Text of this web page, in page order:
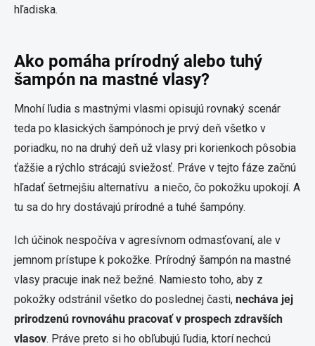
hľadiska.
Ako pomáha prírodný alebo tuhý
šampón na mastné vlasy?
Mnohí ľudia s mastnými vlasmi opisujú rovnaký scenár
teda po klasických šampónoch je prvý deň všetko v
poriadku, no na druhý deň už vlasy pri korienkoch pôsobia
ťažšie a rýchlo strácajú sviežosť. Práve v tejto fáze začnú
hľadať šetrnejšiu alternatívu a niečo, čo pokožku upokojí. A
tu sa do hry dostávajú prírodné a tuhé šampóny.
Ich účinok nespočíva v agresívnom odmasťovaní, ale v
jemnom prístupe k pokožke. Prírodný šampón na mastné
vlasy pracuje inak než bežné. Namiesto toho, aby z
pokožky odstránil všetko do poslednej časti, necháva jej
prirodzenú rovnováhu pracovať v prospech zdravších
vlasov. Práve preto si ho obľubujú ľudia, ktorí nechcú